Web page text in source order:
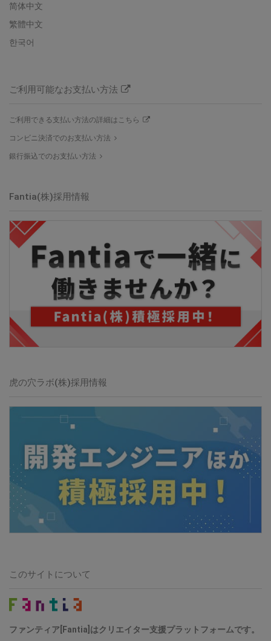
简体中文
繁體中文
한국어
ご利用可能なお支払い方法
ご利用できる支払い方法の詳細はこちら
コンビニ決済でのお支払い方法
銀行振込でのお支払い方法
Fantia(株)採用情報
虎の穴ラボ(株)採用情報
このサイトについて
ファンティア[Fantia]はクリエイター支援プラットフォームです。